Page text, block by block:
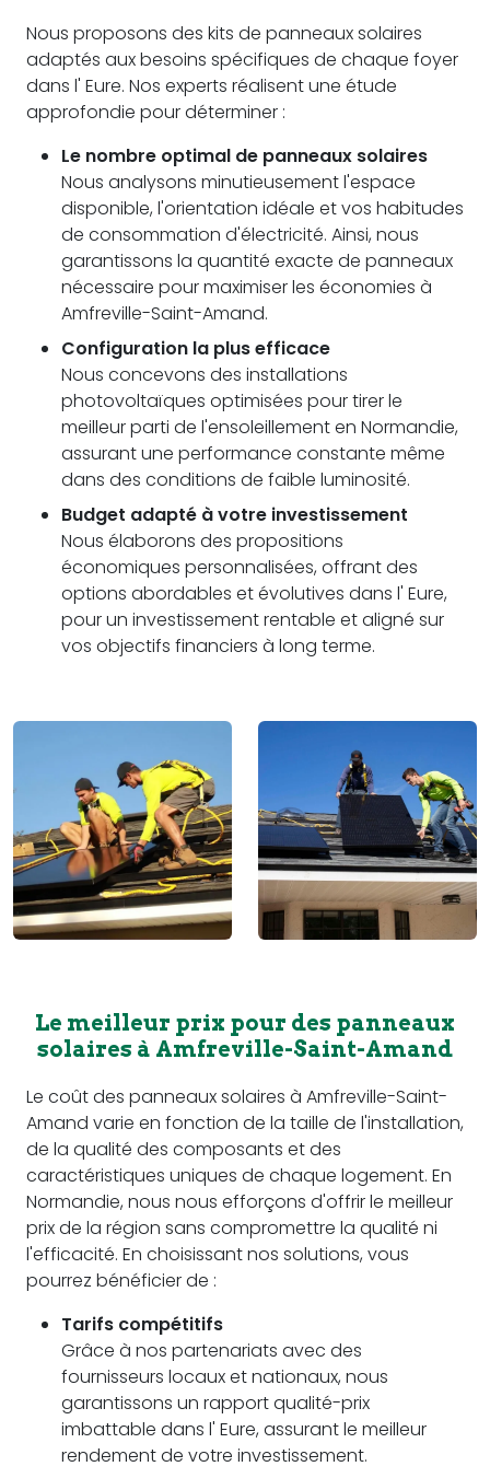
Nous proposons des kits de panneaux solaires
adaptés aux besoins spécifiques de chaque foyer
dans l' Eure. Nos experts réalisent une étude
approfondie pour déterminer :
Le nombre optimal de panneaux solaires
Nous analysons minutieusement l'espace
disponible, l'orientation idéale et vos habitudes
de consommation d'électricité. Ainsi, nous
garantissons la quantité exacte de panneaux
nécessaire pour maximiser les économies à
Amfreville-Saint-Amand.
Configuration la plus efficace
Nous concevons des installations
photovoltaïques optimisées pour tirer le
meilleur parti de l'ensoleillement en Normandie,
assurant une performance constante même
dans des conditions de faible luminosité.
Budget adapté à votre investissement
Nous élaborons des propositions
économiques personnalisées, offrant des
options abordables et évolutives dans l' Eure,
pour un investissement rentable et aligné sur
vos objectifs financiers à long terme.
Le meilleur prix pour des panneaux
solaires à Amfreville-Saint-Amand
Le coût des panneaux solaires à Amfreville-Saint-
Amand varie en fonction de la taille de l'installation,
de la qualité des composants et des
caractéristiques uniques de chaque logement. En
Normandie, nous nous efforçons d'offrir le meilleur
prix de la région sans compromettre la qualité ni
l'efficacité. En choisissant nos solutions, vous
pourrez bénéficier de :
Tarifs compétitifs
Grâce à nos partenariats avec des
fournisseurs locaux et nationaux, nous
garantissons un rapport qualité-prix
imbattable dans l' Eure, assurant le meilleur
rendement de votre investissement.